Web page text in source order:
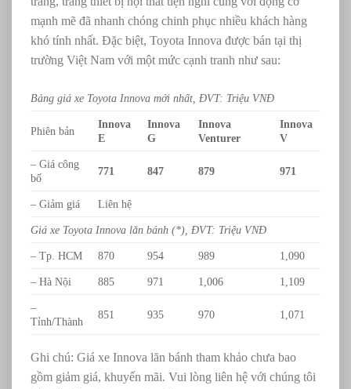
mạnh mẽ đã nhanh chóng chinh phục nhiều khách hàng
khó tính nhất. Đặc biệt, Toyota Innova được bán tại thị
trường Việt Nam với một mức cạnh tranh như sau:
Bảng giá xe Toyota Innova mới nhất, ĐVT: Triệu VNĐ
Phiên bản
Innova
E
Innova
G
Innova
Venturer
Innova
V
– Giá công
bố
771 847 879 971
– Giảm giá Liên hệ
Giá xe Toyota Innova lăn bánh (*), ĐVT: Triệu VNĐ
– Tp. HCM 870 954 989 1,090
– Hà Nội 885 971 1,006 1,109
–
Tỉnh/Thành
851 935 970 1,071
Ghi chú: Giá xe Innova lăn bánh tham khảo chưa bao
gồm giảm giá, khuyến mãi. Vui lòng liên hệ với chúng tôi